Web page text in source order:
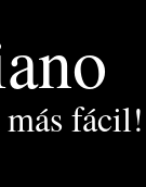
fácil!